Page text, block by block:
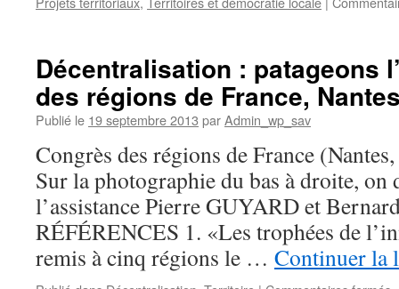
Décentralisation : patageons
des régions de France,
Publié le 19 septembre 2013 parAdmin_wp_sav
Congrès des régions de France
Sur la photographie du bas à droite, on
l’assistance Pierre GUYARD et
RÉFÉRENCES 1. «Les trophées de
remis à cinq régions le … Continuer la